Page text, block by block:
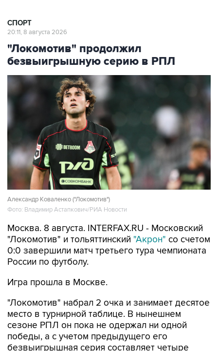
"Локомотив" продолжил
безвыигрышную серию в РПЛ
Александр Коваленко ("Локомотив")
Фото: Владимир Астапкович/РИА Новости
Москва. 8 августа. INTERFAX.RU - Московский
0:0 завершили матч третьего тура чемпионата
России по футболу.
Игра прошла в Москве.
"Локомотив" набрал 2 очка и занимает десятое
сезоне РПЛ он пока не одержал ни одной
победы, а с учетом предыдущего его
безвыигрышная серия составляет четыре
матча.